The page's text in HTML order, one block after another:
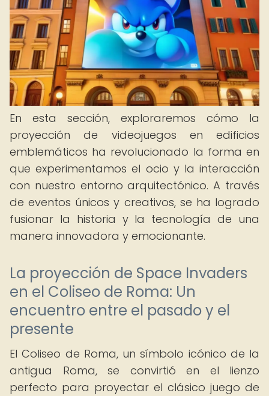
En esta sección, exploraremos cómo la
proyección de videojuegos en edificios
emblemáticos ha revolucionado la forma en
que experimentamos el ocio y la interacción
con nuestro entorno arquitectónico. A través
de eventos únicos y creativos, se ha logrado
fusionar la historia y la tecnología de una
manera innovadora y emocionante.
La proyección de Space Invaders
en el Coliseo de Roma: Un
encuentro entre el pasado y el
presente
El Coliseo de Roma, un símbolo icónico de la
antigua Roma, se convirtió en el lienzo
perfecto para proyectar el clásico juego de